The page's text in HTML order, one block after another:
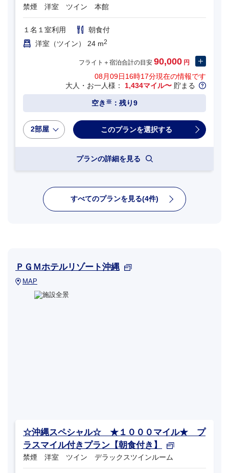
禁煙 洋室 ツイン 本館
１名１室利用
朝食付
洋室（ツイン） 24 m2
フライト＋宿泊合計の目安 90,000 円
08月09日16時17分現在の情報です
大人・お一人様： 1,434マイル〜 貯まる
空き ※ ：残り9
2部屋
プランの詳細を見る
すべてのプランを見る(4件)
ＰＧＭホテルリゾート沖縄
MAP
☆沖縄スペシャル☆ ★１０００マイル★ プ
ラスマイル付きプラン【朝食付き】
禁煙 洋室 ツイン デラックスツインルーム